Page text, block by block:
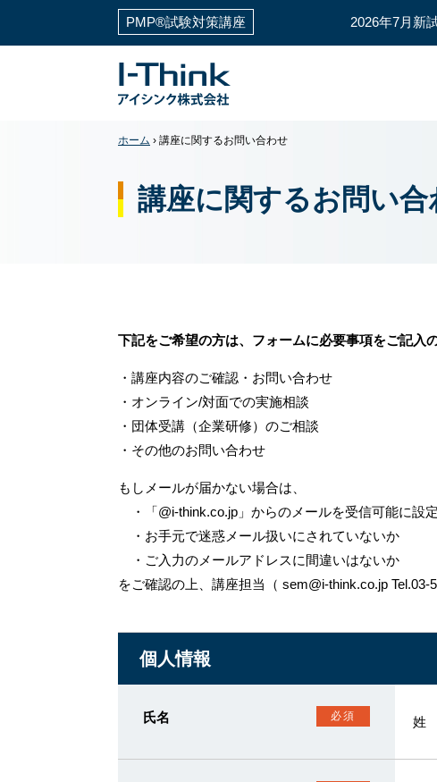
PMP®試験対策講座 2026年7月新
講座に関するお問い合
ホーム › 講座に関するお問い合わせ
下記をご希望の方は、フォームに必要事項をご記入
・講座内容のご確認・お問い合わせ
・オンライン/対面での実施相談
・団体受講（企業研修）のご相談
・その他のお問い合わせ
もしメールが届かない場合は、
・「@i-think.co.jp」からのメールを受信可能に設
・お手元で迷惑メール扱いにされていないか
・ご入力のメールアドレスに間違いはないか
をご確認の上、講座担当（ sem@i-think.co.jp Tel.03-
個人情報
氏名 必須 姓